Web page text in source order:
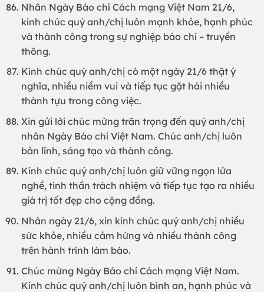
Nhân Ngày Báo chí Cách mạng Việt Nam 21/6,
kính chúc quý anh/chị luôn mạnh khỏe, hạnh phúc
và thành công trong sự nghiệp báo chí – truyền
thông.
Kính chúc quý anh/chị có một ngày 21/6 thật ý
nghĩa, nhiều niềm vui và tiếp tục gặt hái nhiều
thành tựu trong công việc.
Xin gửi lời chúc mừng trân trọng đến quý anh/chị
nhân Ngày Báo chí Việt Nam. Chúc anh/chị luôn
bản lĩnh, sáng tạo và thành công.
Kính chúc quý anh/chị luôn giữ vững ngọn lửa
nghề, tinh thần trách nhiệm và tiếp tục tạo ra nhiều
giá trị tốt đẹp cho cộng đồng.
Nhân ngày 21/6, xin kính chúc quý anh/chị nhiều
sức khỏe, nhiều cảm hứng và nhiều thành công
trên hành trình làm báo.
Chúc mừng Ngày Báo chí Cách mạng Việt Nam.
Kính chúc quý anh/chị luôn bình an, hạnh phúc và